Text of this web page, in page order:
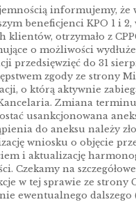
informujemy, że
beneficjenci KPO 1 i
klientów, otrzymało z
o możliwości
przedsięwzięć do 31
zgody ze strony
o którą aktywnie
Zmiana
usankcjonowana
do aneksu należy
wniosku o objęcie
i aktualizację
Czekamy na
w tej sprawie ze strony
ewentualnego dalszego